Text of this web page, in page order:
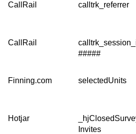
CallRail calltrk_referrer
CallRail
#####
Finning.com selectedUnits
Hotjar
Invites